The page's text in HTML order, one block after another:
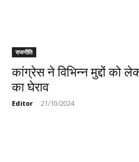
राजनीति
कांग्रेस ने विभिन्न मुद्दों को
का घेराव
Editor - 21/10/2024